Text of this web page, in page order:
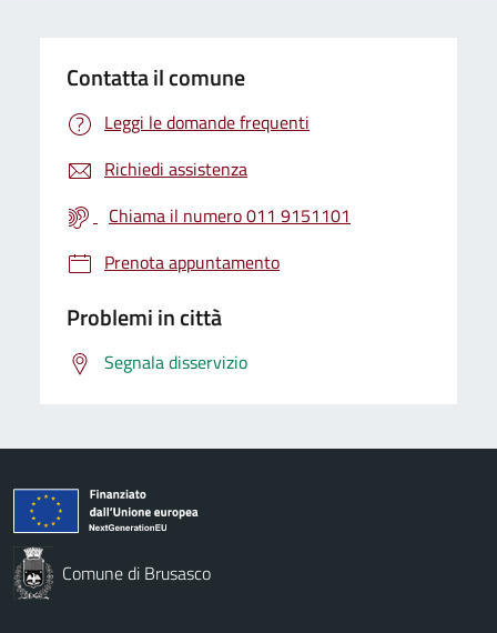
Contatta il comune
Leggi le domande frequenti
Richiedi assistenza
Chiama il numero 011 9151101
Prenota appuntamento
Problemi in città
Segnala disservizio
Comune di Brusasco